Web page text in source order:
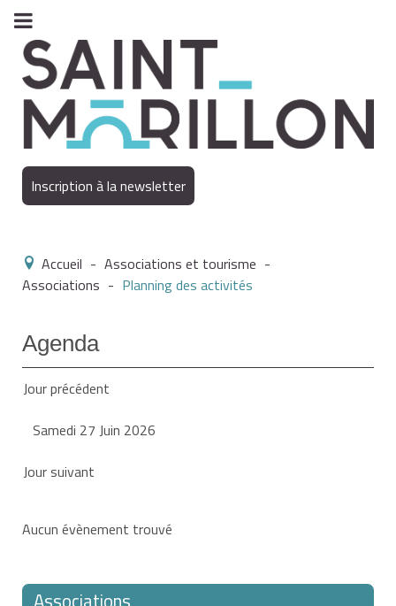
Inscription à la newsletter
Accueil - Associations et tourisme -
Associations - Planning des activités
Agenda
Jour précédent
Samedi 27 Juin 2026
Jour suivant
Aucun évènement trouvé